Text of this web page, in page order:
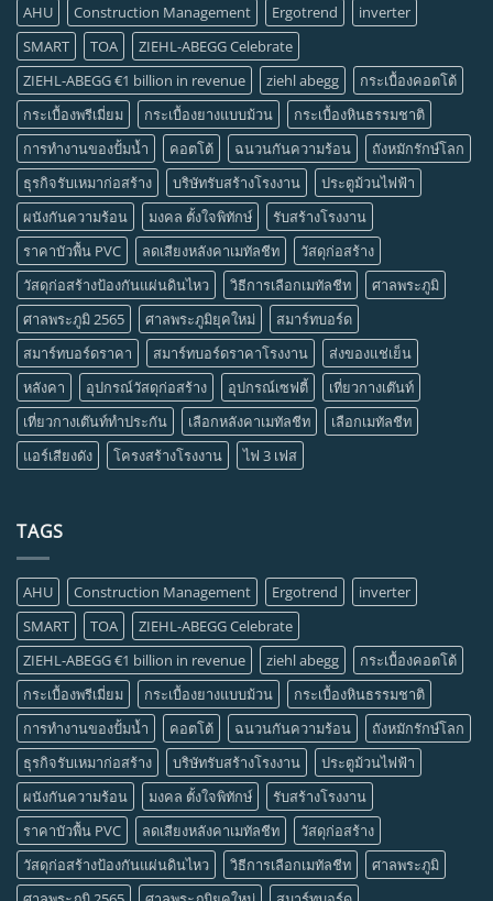
AHU Construction Management Ergotrend
inverter
SMART
TOA
ZIEHL-ABEGG Celebrate
ZIEHL-ABEGG €1 billion in revenue
ziehl abegg
กระเบื้องคอตโต้
กระเบื้องพรีเมี่ยม
กระเบื้องยางแบบม้วน
กระเบื้องหินธรรมชาติ
การทำงานของปั้มน้ำ
คอตโต้ ฉนวนกันความร้อน
ถังหมักรักษ์โลก
ธุรกิจรับเหมาก่อสร้าง
บริษัทรับสร้างโรงงาน
ประตูม้วนไฟฟ้า
ผนังกันความร้อน
มงคล ตั้งใจพิทักษ์
รับสร้างโรงงาน
ราคาบัวพื้น PVC
ลดเสียงหลังคาเมทัลชีท
วัสดุก่อสร้าง
วัสดุก่อสร้างป้องกันแผ่นดินไหว
วิธีการเลือกเมทัลชีท
ศาลพระภูมิ
ศาลพระภูมิ 2565
ศาลพระภูมิยุคใหม่
สมาร์ทบอร์ด
สมาร์ทบอร์ดราคา
สมาร์ทบอร์ดราคาโรงงาน
ส่งของแช่เย็น
หลังคา
อุปกรณ์วัสดุก่อสร้าง อุปกรณ์เซฟตี้
เที่ยวกางเต๊นท์
เที่ยวกางเต๊นท์ทำประกัน
เลือกหลังคาเมทัลชีท
เลือกเมทัลชีท
แอร์เสียงดัง
โครงสร้างโรงงาน ไฟ 3 เฟส
TAGS
AHU Construction Management Ergotrend
inverter
SMART
TOA
ZIEHL-ABEGG Celebrate
ZIEHL-ABEGG €1 billion in revenue
ziehl abegg
กระเบื้องคอตโต้
กระเบื้องพรีเมี่ยม
กระเบื้องยางแบบม้วน
กระเบื้องหินธรรมชาติ
การทำงานของปั้มน้ำ
คอตโต้ ฉนวนกันความร้อน
ถังหมักรักษ์โลก
ธุรกิจรับเหมาก่อสร้าง
บริษัทรับสร้างโรงงาน
ประตูม้วนไฟฟ้า
ผนังกันความร้อน
มงคล ตั้งใจพิทักษ์
รับสร้างโรงงาน
ราคาบัวพื้น PVC
ลดเสียงหลังคาเมทัลชีท
วัสดุก่อสร้าง
วัสดุก่อสร้างป้องกันแผ่นดินไหว
วิธีการเลือกเมทัลชีท
ศาลพระภูมิ